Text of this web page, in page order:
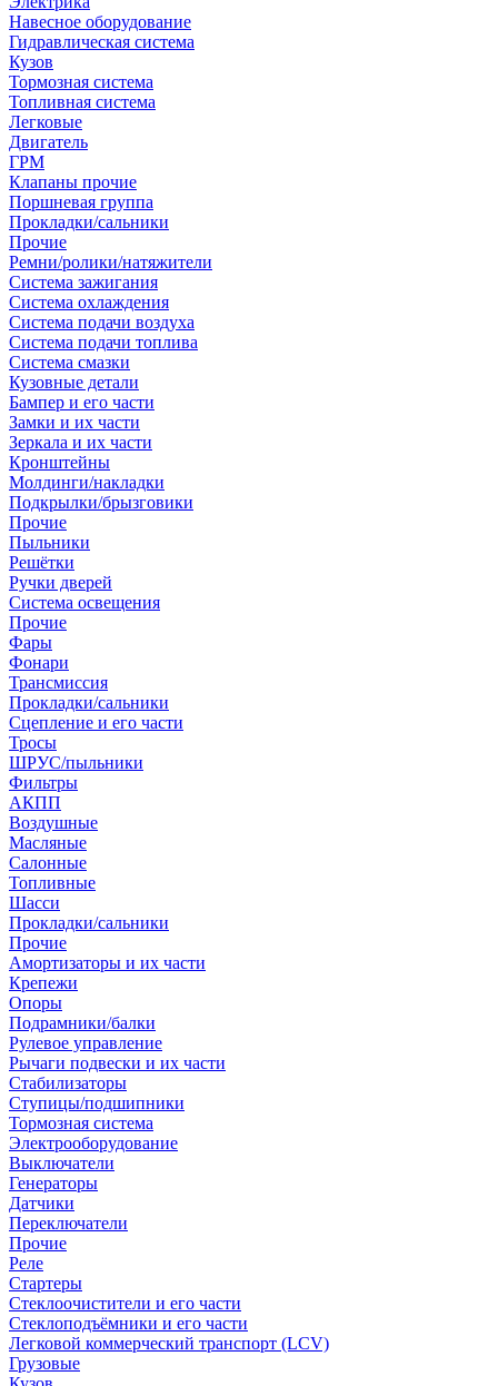
Навесное оборудование
Гидравлическая система
Кузов
Тормозная система
Топливная система
Легковые
Двигатель
ГРМ
Клапаны прочие
Поршневая группа
Прокладки/сальники
Прочие
Ремни/ролики/натяжители
Система зажигания
Система охлаждения
Система подачи воздуха
Система подачи топлива
Система смазки
Кузовные детали
Бампер и его части
Замки и их части
Зеркала и их части
Кронштейны
Молдинги/накладки
Подкрылки/брызговики
Прочие
Пыльники
Решётки
Ручки дверей
Система освещения
Прочие
Фары
Фонари
Трансмиссия
Прокладки/сальники
Сцепление и его части
Тросы
ШРУС/пыльники
Фильтры
АКПП
Воздушные
Масляные
Салонные
Топливные
Шасси
Прокладки/сальники
Прочие
Амортизаторы и их части
Крепежи
Опоры
Подрамники/балки
Рулевое управление
Рычаги подвески и их части
Стабилизаторы
Ступицы/подшипники
Тормозная система
Электрооборудование
Выключатели
Генераторы
Датчики
Переключатели
Прочие
Реле
Стартеры
Стеклоочистители и его части
Стеклоподъёмники и его части
Легковой коммерческий транспорт (LCV)
Грузовые